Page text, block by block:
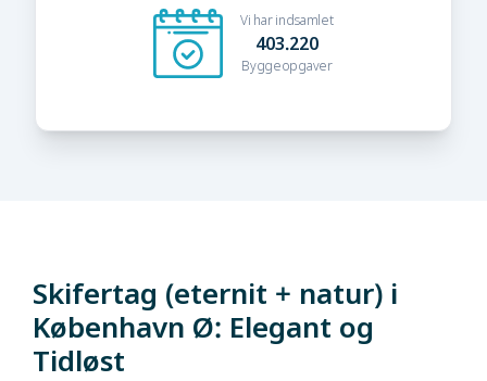
Vi har indsamlet
403.220
Byggeopgaver
Skifertag (eternit + natur) i
København Ø: Elegant og
Tidløst